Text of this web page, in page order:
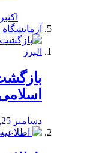
اکتبر 19, 2019
آزمایشگاه
دسامبر 25, 2019